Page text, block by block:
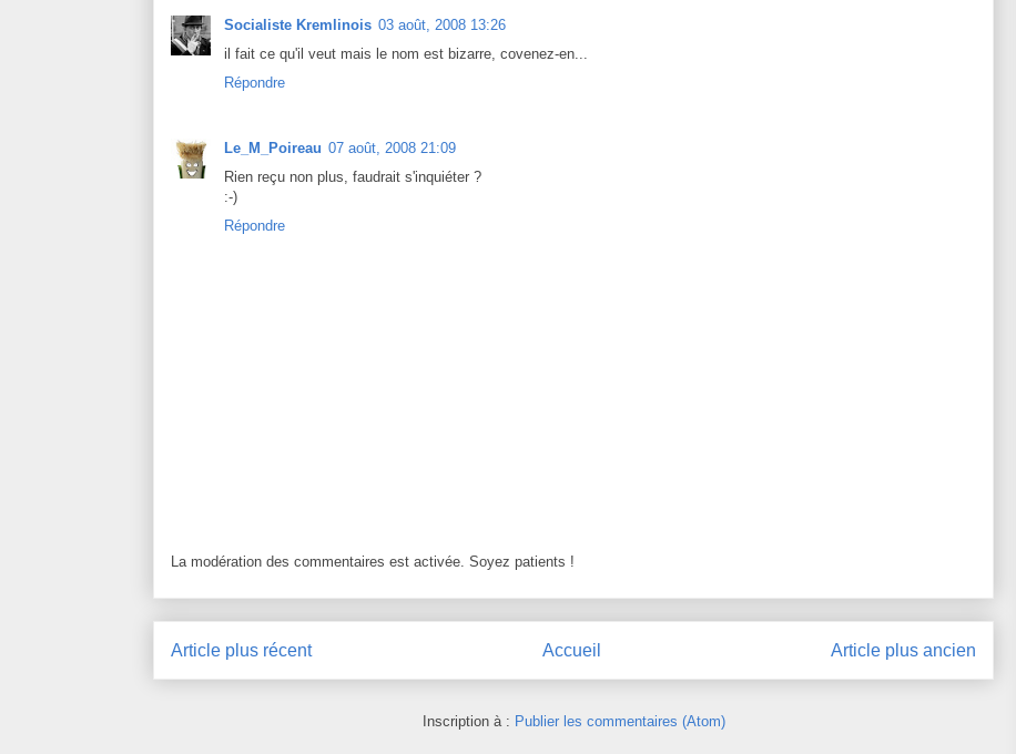
Socialiste Kremlinois 03 août, 2008 13:26
il fait ce qu'il veut mais le nom est bizarre, covenez-en...
Répondre
Le_M_Poireau 07 août, 2008 21:09
Rien reçu non plus, faudrait s'inquiéter ?
:-)
Répondre
La modération des commentaires est activée. Soyez patients !
Article plus récent Article plus ancien
Accueil
Inscription à : Publier les commentaires (Atom)